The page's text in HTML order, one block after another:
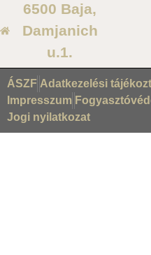
6500 Baja,
Damjanich
u.1.
ÁSZF Adatkezelési
Impresszum
Jogi nyilatkozat